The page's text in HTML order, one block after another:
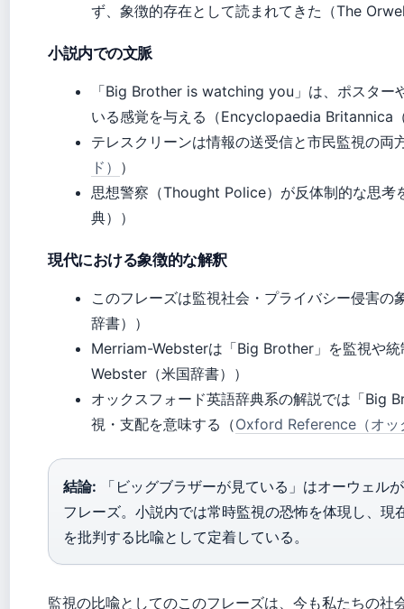
ず、象徴的存在として読まれてきた（The
小説内での文脈
「Big Brother is watching you」は、ポスター
いる感覚を与える（Encyclopaedia Britannica
テレスクリーンは情報の送受信と市民監視の両
ド） ）
思想警察（Thought Police）が反体制的な思
典））
現代における象徴的な解釈
このフレーズは監視社会・プライバシー侵害
辞書））
Merriam-Websterは「Big Brother」を監視や
Webster（米国辞書））
オックスフォード英語辞典系の解説では「Big
視・支配を意味する（Oxford Reference（オッ
結論: 「ビッグブラザーが見ている」はオーウェル
フレーズ。小説内では常時監視の恐怖を体現し、
を批判する比喩として定着している。
監視の比喩としてのこのフレーズは、今も私たちの社